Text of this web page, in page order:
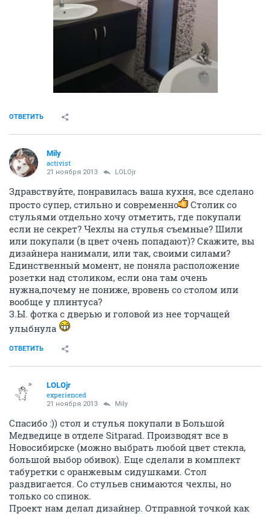
ОТВЕТИТЬ
Mily
activist
21 ноября 2013 LOLOjr
Здравствуйте, понравилась ваша кухня, все сделано
просто супер, стильно и современно
Столик со
стульями отдельно хочу отметить, где покупали
если не секрет? Чехлы на стулья съемные? Шили
или покупали (в цвет очень попадают)? Скажите, вы
дизайнера нанимали, или так, своими силами?
Единственный момент, не поняла расположение
розетки над столиком, если она там очень
нужна,почему не пониже, вровень со столом или
вообще у плинтуса?
З.Ы. фотка с дверью и головой из нее торчащей
улыбнула
ОТВЕТИТЬ
LOLOjr
experienced
21 ноября 2013 Mily
Спасибо :)) стол и стулья покупали в Большой
Медведице в отделе Sitparad. Производят все в
Новосибирске (можно выбрать любой цвет стекла,
большой выбор обивок). Еще сделали в комплект
табуретки с оранжевым сидушками. Стол
раздвигается. Со стульев снимаются чехлы, но
только со спинок.
Проект нам делал дизайнер. Отправной точкой как